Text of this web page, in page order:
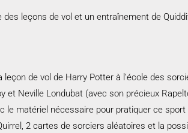
leçons de vol et un entraînement de
de vol de Harry Potter à l’école des
Neville Londubat (avec son précieux
matériel nécessaire pour pratiquer ce
2 cartes de sorciers aléatoires et la